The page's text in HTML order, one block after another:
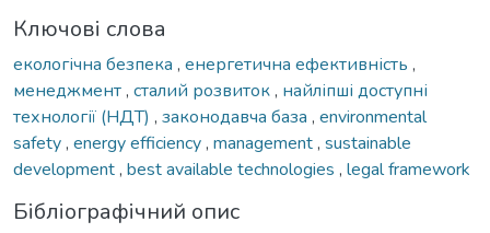
Ключові слова
екологічна безпека , енергетична ефективність ,
менеджмент, сталий розвиток, найліпші доступні
технології (НДТ) , законодавча база , environmental
safety, energy efficiency, management, sustainable
development, best available technologies , legal framework
Бібліографічний опис